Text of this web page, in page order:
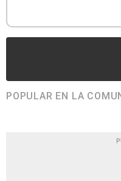
POPULAR EN LA